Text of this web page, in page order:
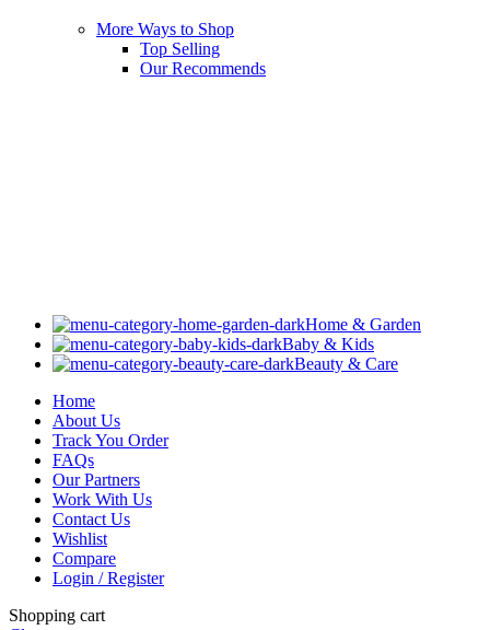
More Ways to Shop
Top Selling
Our Recommends
Home & Garden
Baby & Kids
Beauty & Care
Home
About Us
Track You Order
FAQs
Our Partners
Work With Us
Contact Us
Wishlist
Compare
Login / Register
Shopping cart